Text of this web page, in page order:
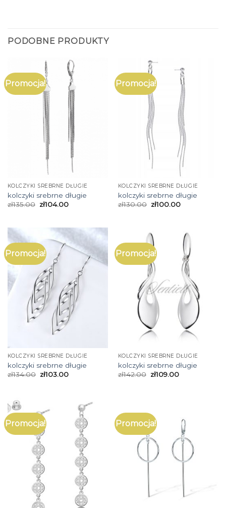
PODOBNE PRODUKTY
Promocja!
KOLCZYKI SREBRNE DŁUGIE
kolczyki srebrne długie
zł135.00 zł104.00
Promocja!
KOLCZYKI SREBRNE DŁUGIE
kolczyki srebrne długie
zł130.00 zł100.00
Promocja!
KOLCZYKI SREBRNE DŁUGIE
kolczyki srebrne długie
zł134.00 zł103.00
Promocja!
KOLCZYKI SREBRNE DŁUGIE
kolczyki srebrne długie
zł142.00 zł109.00
Promocja! Promocja!